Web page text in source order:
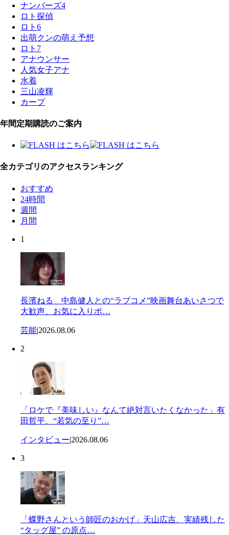
ナンバーズ4
ロト探偵
ロト6
出萌クンの萌え予想
ロト7
アナウンサー
人気女子アナ
水着
三山凌輝
カープ
年間定期購読のご案内
全カテゴリのアクセスランキング
おすすめ
24時間
週間
月間
1
長濱ねる 中島健人との“ラブコメ”映画舞台あいさつで
大歓声、お気に入りポ…
芸能|2026.08.06
2
「ロケで『美味しい』なんて絶対言いたくなかった」有
田哲平、“若気の至り”…
インタビュー|2026.08.06
3
「蝶野さんという師匠のおかげ」天山広吉、実績残した
“タッグ屋” の原点…